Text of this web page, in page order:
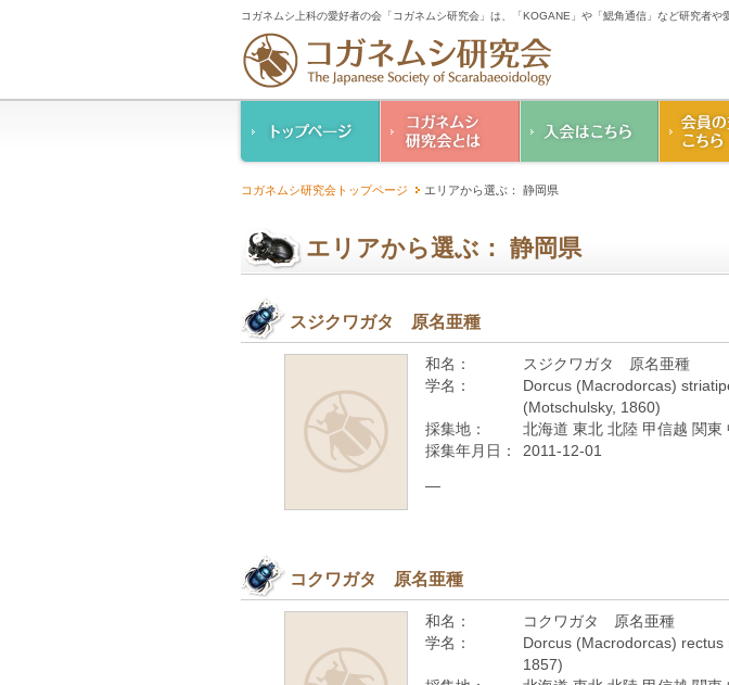
コガネムシ上科の愛好者の会「コガネムシ研究会」は、「KOGANE」や「鰓角通信」など研究者や
ご案内
幹事紹介
コガネムシ研究会トップページ エリアから選ぶ： 静岡県
エリアから選ぶ： 静岡県
スジクワガタ 原名亜種
和名：
スジクワガタ 原名亜種
学名：
Dorcus (Macrodorcas)
(Motschulsky, 1860)
採集地：
北海道 東北 北陸 甲信越 関東
採集年月日：
2011-12-01
—
コクワガタ 原名亜種
和名：
コクワガタ 原名亜種
学名：
Dorcus (Macrodorcas) rectus
1857)